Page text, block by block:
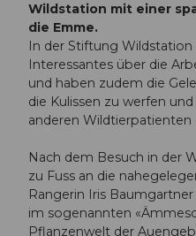
Wildstation mit einer
die Emme.
In der Stiftung Wildstation
Interessantes über die
und haben zudem die
die Kulissen zu werfen
anderen Wildtierpatienten
Nach dem Besuch in der
zu Fuss an die
Rangerin Iris
im sogenannten
Pflanzenwelt der